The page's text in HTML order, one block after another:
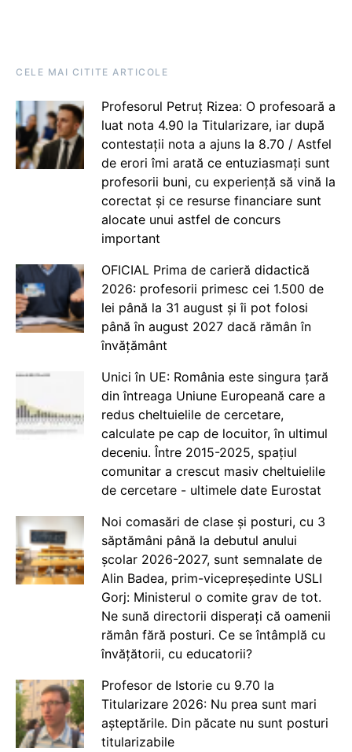
CELE MAI CITITE ARTICOLE
Profesorul Petruț Rizea: O profesoară a
luat nota 4.90 la Titularizare, iar după
contestații nota a ajuns la 8.70 / Astfel
de erori îmi arată ce entuziasmați sunt
profesorii buni, cu experiență să vină la
corectat și ce resurse financiare sunt
alocate unui astfel de concurs
important
OFICIAL Prima de carieră didactică
2026: profesorii primesc cei 1.500 de
lei până la 31 august și îi pot folosi
până în august 2027 dacă rămân în
învățământ
Unici în UE: România este singura țară
din întreaga Uniune Europeană care a
redus cheltuielile de cercetare,
calculate pe cap de locuitor, în ultimul
deceniu. Între 2015-2025, spațiul
comunitar a crescut masiv cheltuielile
de cercetare - ultimele date Eurostat
Noi comasări de clase și posturi, cu 3
săptămâni până la debutul anului
școlar 2026-2027, sunt semnalate de
Alin Badea, prim-vicepreședinte USLI
Gorj: Ministerul o comite grav de tot.
Ne sună directorii disperați că oamenii
rămân fără posturi. Ce se întâmplă cu
învățătorii, cu educatorii?
Profesor de Istorie cu 9.70 la
Titularizare 2026: Nu prea sunt mari
așteptările. Din păcate nu sunt posturi
titularizabile